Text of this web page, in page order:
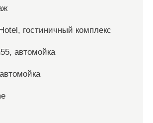
гостиничный комплекс
автомойка